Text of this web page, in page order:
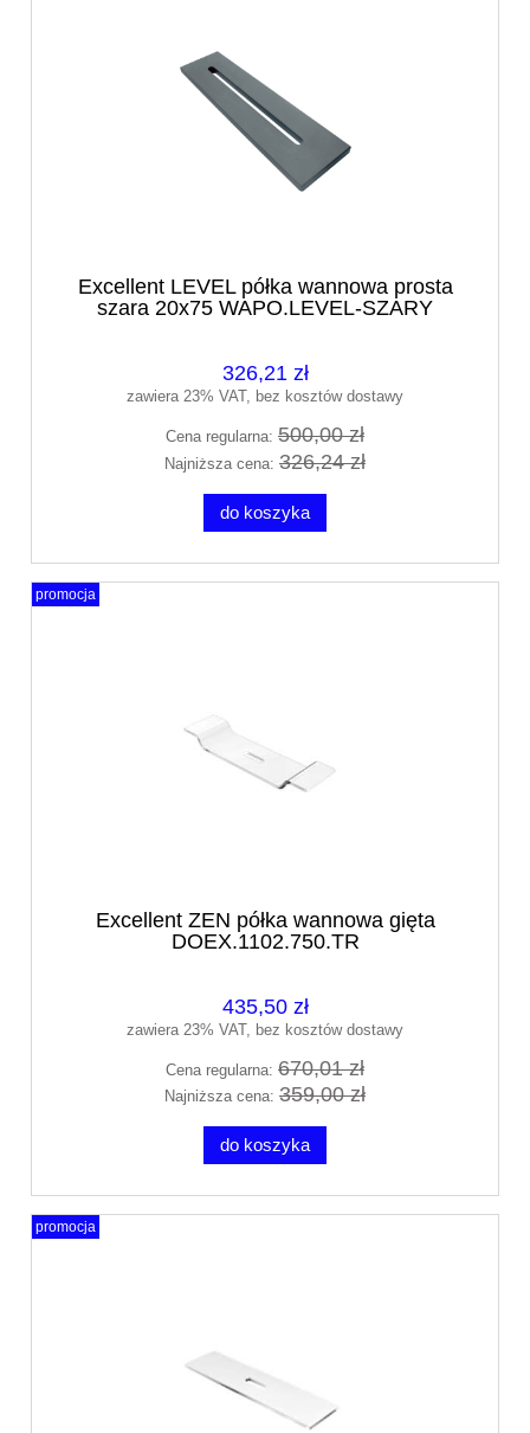
Excellent LEVEL półka wannowa prosta
szara 20x75 WAPO.LEVEL-SZARY
326,21 zł
zawiera 23% VAT, bez kosztów dostawy
Cena regularna: 500,00 zł
Najniższa cena: 326,24 zł
do koszyka
Excellent ZEN półka wannowa gięta
DOEX.1102.750.TR
435,50 zł
zawiera 23% VAT, bez kosztów dostawy
Cena regularna: 670,01 zł
Najniższa cena: 359,00 zł
do koszyka
promocja
promocja